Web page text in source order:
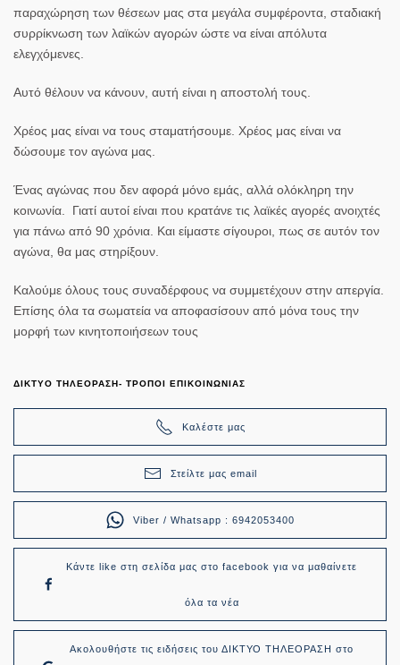
παραχώρηση των θέσεων μας στα μεγάλα συμφέροντα, σταδιακή
συρρίκνωση των λαϊκών αγορών ώστε να είναι απόλυτα
ελεγχόμενες.
Αυτό θέλουν να κάνουν, αυτή είναι η αποστολή τους.
Χρέος μας είναι να τους σταματήσουμε. Χρέος μας είναι να
δώσουμε τον αγώνα μας.
Ένας αγώνας που δεν αφορά μόνο εμάς, αλλά ολόκληρη την
κοινωνία. Γιατί αυτοί είναι που κρατάνε τις λαϊκές αγορές ανοιχτές
για πάνω από 90 χρόνια. Και είμαστε σίγουροι, πως σε αυτόν τον
αγώνα, θα μας στηρίξουν.
Καλούμε όλους τους συναδέρφους να συμμετέχουν στην απεργία.
Επίσης όλα τα σωματεία να αποφασίσουν από μόνα τους την
μορφή των κινητοποιήσεων τους
ΔΙΚΤΥΟ ΤΗΛΕΟΡΑΣΗ- ΤΡΟΠΟΙ ΕΠΙΚΟΙΝΩΝΙΑΣ
Καλέστε μας
Στείλτε μας email
Viber / Whatsapp : 6942053400
Κάντε like στη σελίδα μας στο facebook για να μαθαίνετε
όλα τα νέα
Ακολουθήστε τις ειδήσεις του ΔΙΚΤΥΟ ΤΗΛΕΟΡΑΣΗ στο